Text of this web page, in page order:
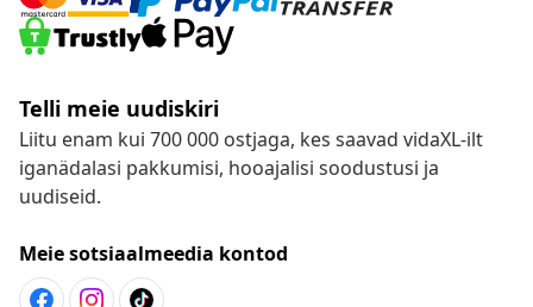
Telli meie uudiskiri
Liitu enam kui 700 000 ostjaga, kes saavad vidaXL-ilt
iganädalasi pakkumisi, hooajalisi soodustusi ja
uudiseid.
Meie sotsiaalmeedia kontod